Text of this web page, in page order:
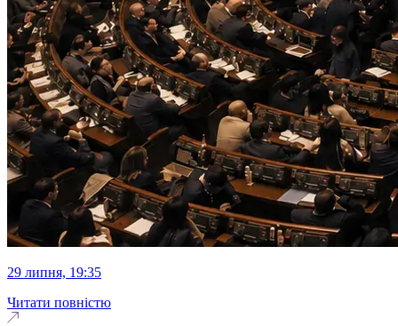
29 липня, 19:35
Читати повністю